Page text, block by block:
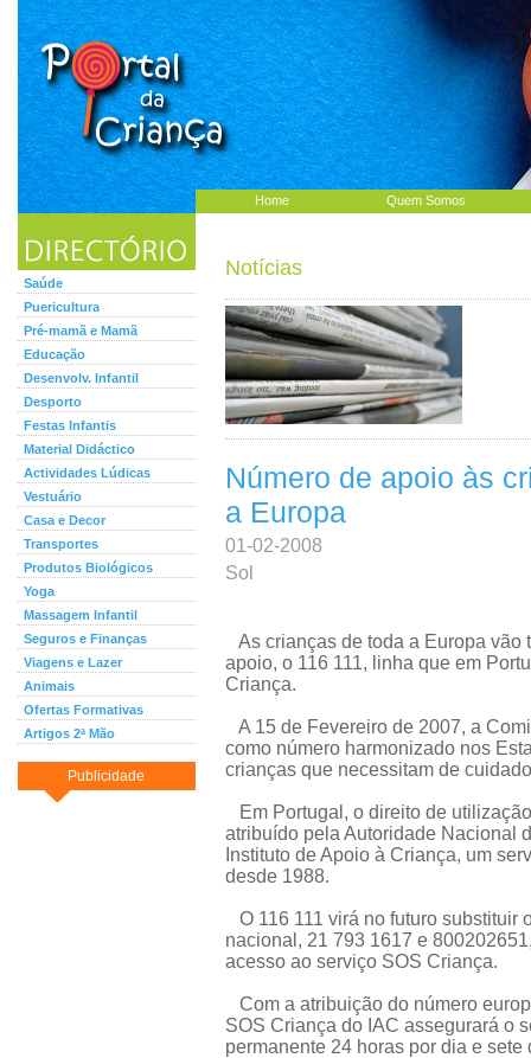
Home Quem Somos
Saúde
Puericultura
Pré-mamã e Mamã
Educação
Desenvolv. Infantil
Desporto
Festas Infantis
Material Didáctico
Actividades Lúdicas
Vestuário
Casa e Decor
Transportes
Produtos Biológicos
Yoga
Massagem Infantil
Seguros e Finanças
Viagens e Lazer
Animais
Ofertas Formativas
Artigos 2ª Mão
Publicidade
Notícias
Número de apoio às
a Europa
01-02-2008
Sol
As crianças de toda a Europa vão
apoio, o 116 111, linha que em
Criança.
A 15 de Fevereiro de 2007, a
como número harmonizado nos
crianças que necessitam de
Em Portugal, o direito de
atribuído pela Autoridade Nacional
Instituto de Apoio à Criança, um
desde 1988.
O 116 111 virá no futuro substituir
nacional, 21 793 1617 e
acesso ao serviço SOS Criança.
Com a atribuição do número
SOS Criança do IAC assegurará o
permanente 24 horas por dia e sete